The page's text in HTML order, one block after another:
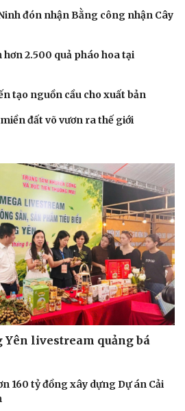
Đời sống
Nhà đẹp
Tình yêu - Gia đình
đón nhận Bằng công nhận Cây
hơn 2.500 quả pháo hoa tại
tạo nguồn cầu cho xuất bản
đất võ vươn ra thế giới
Yên livestream quảng bá
160 tỷ đồng xây dựng Dự án Cải